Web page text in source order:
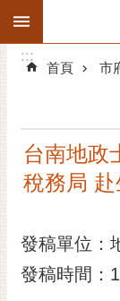
跳到主要內容區塊
搜
階
精彩府城
市府團隊
主題服務
:::
:::
首頁 市
台南地政
稅務局
發稿單位：
發稿時間：